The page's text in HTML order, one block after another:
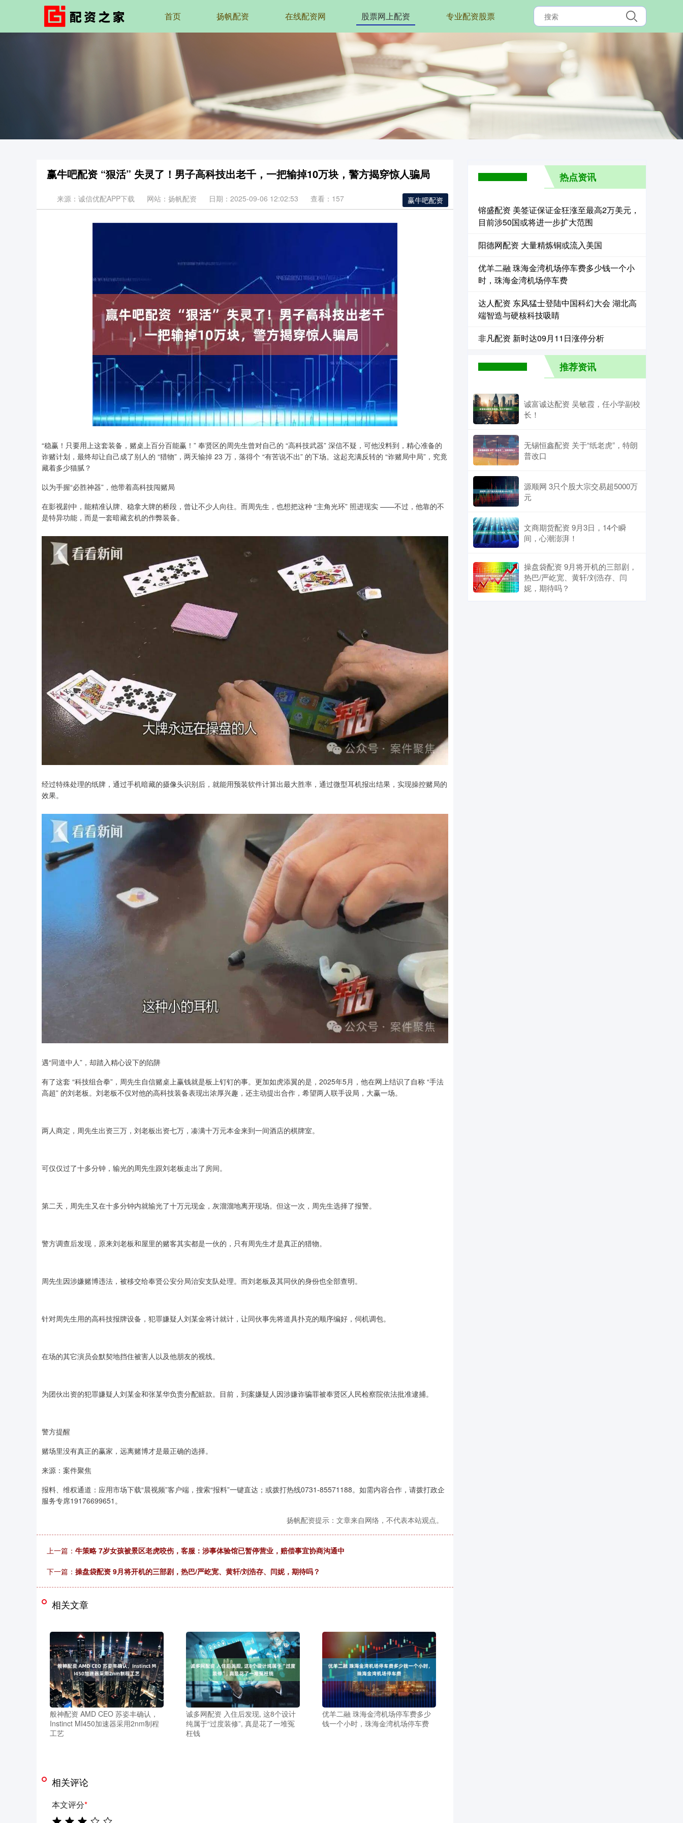
首页 扬帆配资 在线配资网 股票网上配资 专业配资股票
赢牛吧配资 “狠活” 失灵了！男子高科技出老千，一把输掉10万块，警方揭穿惊人骗局
赢牛吧配资
来源：诚信优配APP下载 网站：扬帆配资 日期：2025-09-06 12:02:53 查看：157
“稳赢！只要用上这套装备，赌桌上百分百能赢！” 奉贤区的周先生曾对自己的 “高科技武器” 深信不疑，可他没料到，精心准备的
诈赌计划，最终却让自己成了别人的 “猎物”，两天输掉 23 万，落得个 “有苦说不出” 的下场。这起充满反转的 “诈赌局中局”，究竟
藏着多少猫腻？
以为手握“必胜神器”，他带着高科技闯赌局
在影视剧中，能精准认牌、稳拿大牌的桥段，曾让不少人向往。而周先生，也想把这种 “主角光环” 照进现实 ——不过，他靠的不
是特异功能，而是一套暗藏玄机的作弊装备。
经过特殊处理的纸牌，通过手机暗藏的摄像头识别后，就能用预装软件计算出最大胜率，通过微型耳机报出结果，实现操控赌局的
效果。
遇“同道中人”，却踏入精心设下的陷阱
有了这套 “科技组合拳”，周先生自信赌桌上赢钱就是板上钉钉的事。更加如虎添翼的是，2025年5月，他在网上结识了自称 “手法
高超” 的刘老板。刘老板不仅对他的高科技装备表现出浓厚兴趣，还主动提出合作，希望两人联手设局，大赢一场。
两人商定，周先生出资三万，刘老板出资七万，凑满十万元本金来到一间酒店的棋牌室。
可仅仅过了十多分钟，输光的周先生跟刘老板走出了房间。
第二天，周先生又在十多分钟内就输光了十万元现金，灰溜溜地离开现场。但这一次，周先生选择了报警。
警方调查后发现，原来刘老板和屋里的赌客其实都是一伙的，只有周先生才是真正的猎物。
周先生因涉嫌赌博违法，被移交给奉贤公安分局治安支队处理。而刘老板及其同伙的身份也全部查明。
针对周先生用的高科技报牌设备，犯罪嫌疑人刘某金将计就计，让同伙事先将道具扑克的顺序编好，伺机调包。
在场的其它演员会默契地挡住被害人以及他朋友的视线。
为团伙出资的犯罪嫌疑人刘某金和张某华负责分配赃款。目前，到案嫌疑人因涉嫌诈骗罪被奉贤区人民检察院依法批准逮捕。
警方提醒
赌场里没有真正的赢家，远离赌博才是最正确的选择。
来源：案件聚焦
报料、维权通道：应用市场下载“晨视频”客户端，搜索“报料”一键直达；或拨打热线0731-85571188。如需内容合作，请拨打政企
服务专席19176699651。
扬帆配资提示：文章来自网络，不代表本站观点。
上一篇： 牛策略 7岁女孩被景区老虎咬伤，客服：涉事体验馆已暂停营业，赔偿事宜协商沟通中
下一篇： 操盘袋配资 9月将开机的三部剧，热巴/严屹宽、黄轩/刘浩存、闫妮，期待吗？
相关文章
般神配资 AMD CEO 苏姿丰确认，
Instinct MI450加速器采用2nm制程
工艺
诚多网配资 入住后发现, 这8个设计
纯属于“过度装修”, 真是花了一堆冤
枉钱
优羊二融 珠海金湾机场停车费多少
钱一个小时，珠海金湾机场停车费
相关评论
本文评分*
热点资讯
镕盛配资 美签证保证金狂涨至最高2万美元，
目前涉50国或将进一步扩大范围
阳德网配资 大量精炼铜或流入美国
优羊二融 珠海金湾机场停车费多少钱一个小
时，珠海金湾机场停车费
达人配资 东风猛士登陆中国科幻大会 湖北高
端智造与硬核科技吸睛
非凡配资 新时达09月11日涨停分析
推荐资讯
诚富诚达配资 吴敏霞，任小学副校
长！
无锡恒鑫配资 关于“纸老虎”，特朗
普改口
源顺网 3只个股大宗交易超5000万
元
文商期货配资 9月3日，14个瞬
间，心潮澎湃！
操盘袋配资 9月将开机的三部剧，
热巴/严屹宽、黄轩/刘浩存、闫
妮，期待吗？